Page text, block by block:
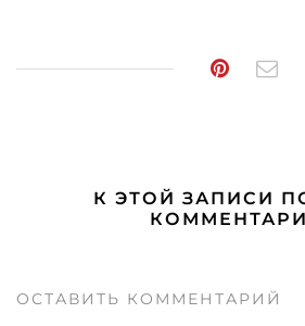
К ЭТОЙ ЗАПИСИ
ОСТАВИТЬ КОММЕНТАРИЙ